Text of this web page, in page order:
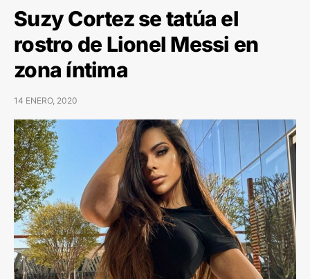
Suzy Cortez se tatúa el
rostro de Lionel Messi en
zona íntima
14 ENERO, 2020